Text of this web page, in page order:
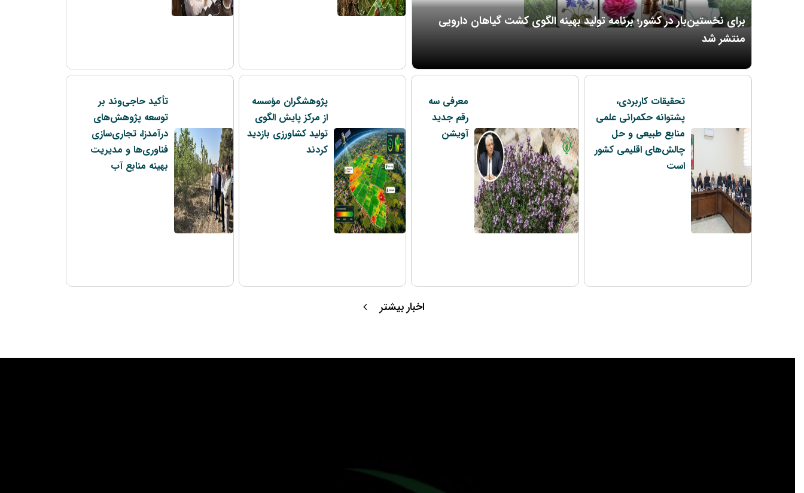
برای نخستین‌بار در کشور؛ برنامه تولید بهینه الگوی کشت گیاهان دارویی
منتشر شد
تحقیقات کاربردی،
پشتوانه حکمرانی علمی
منابع طبیعی و حل
چالش‌های اقلیمی کشور
است
معرفی سه
رقم جدید
آویشن
پژوهشگران مؤسسه
از مرکز پایش الگوی
تولید کشاورزی بازدید
کردند
تأکید حاجی‌وند بر
توسعه پژوهش‌های
درآمدزا، تجاری‌سازی
فناوری‌ها و مدیریت
بهینه منابع آب
اخبار بیشتر